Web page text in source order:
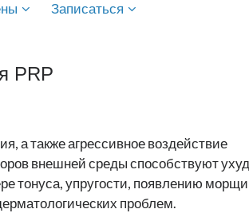
Записаться
PRP
а также агрессивное воздействие
внешней среды способствуют
тонуса, упругости, появлению
проблем.